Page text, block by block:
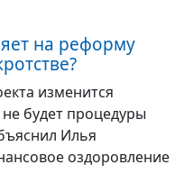
на реформу
изменится
будет процедуры
Илья
оздоровление